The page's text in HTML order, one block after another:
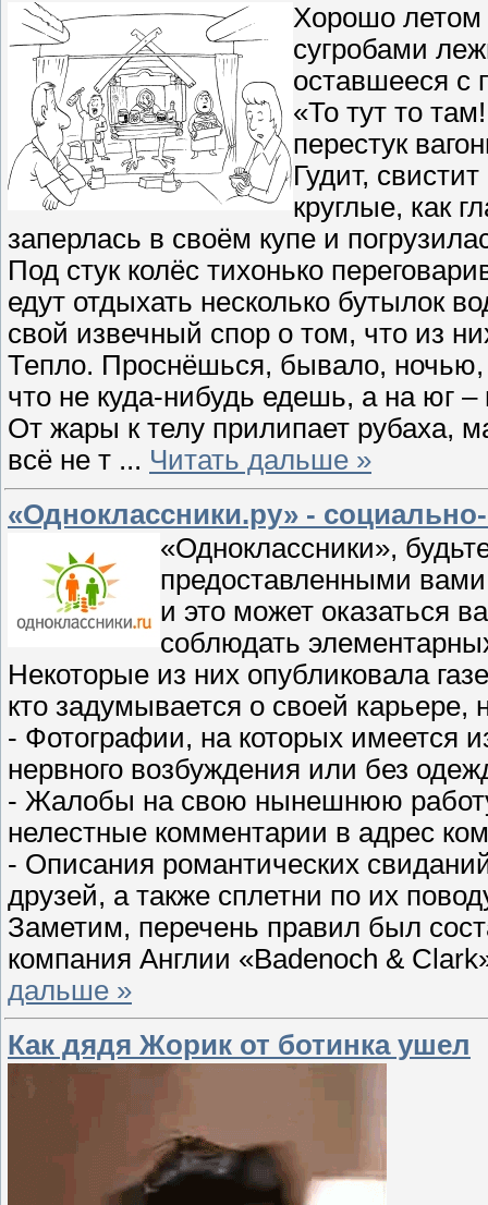
Хорошо летом
сугробами
оставшееся с
«То тут то
перестук
Гудит,
круглые, как
заперлась в своём купе и
Под стук колёс тихонько
едут отдыхать несколько бутылок
свой извечный спор о том, что из
Тепло. Проснёшься, бывало,
что не куда-нибудь едешь, а на юг
От жары к телу прилипает рубаха,
всё не т ... Читать дальше »
«Одноклассники.ру» -
«Одноклассники»,
предоставленными
и это может оказаться
соблюдать
Некоторые из них опубликовала
кто задумывается о своей карьере,
- Фотографии, на которых имеется
нервного возбуждения или без
- Жалобы на свою нынешнюю
нелестные комментарии в адрес
- Описания романтических
друзей, а также сплетни по их
Заметим, перечень правил был
компания Англии «Badenoch &
дальше »
Как дядя Жорик от ботинка ушел